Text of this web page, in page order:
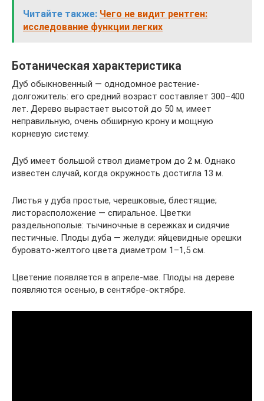
Читайте также: Чего не видит рентген:
исследование функции легких
Ботаническая характеристика
Дуб обыкновенный — однодомное растение-
долгожитель: его средний возраст составляет 300–400
лет. Дерево вырастает высотой до 50 м, имеет
неправильную, очень обширную крону и мощную
корневую систему.
Дуб имеет большой ствол диаметром до 2 м. Однако
известен случай, когда окружность достигла 13 м.
Листья у дуба простые, черешковые, блестящие;
листорасположение — спиральное. Цветки
раздельнополые: тычиночные в сережках и сидячие
пестичные. Плоды дуба — желуди: яйцевидные орешки
буровато-желтого цвета диаметром 1–1,5 см.
Цветение появляется в апреле-мае. Плоды на дереве
появляются осенью, в сентябре-октябре.